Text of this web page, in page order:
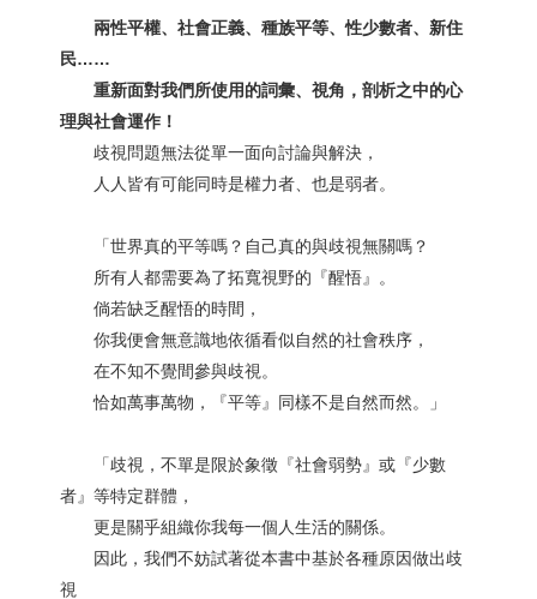
兩性平權、社會正義、種族平等、性少數者、新住
民……
重新面對我們所使用的詞彙、視角，剖析之中的心
理與社會運作！
歧視問題無法從單一面向討論與解決，
人人皆有可能同時是權力者、也是弱者。
「世界真的平等嗎？自己真的與歧視無關嗎？
所有人都需要為了拓寬視野的『醒悟』。
倘若缺乏醒悟的時間，
你我便會無意識地依循看似自然的社會秩序，
在不知不覺間參與歧視。
恰如萬事萬物，『平等』同樣不是自然而然。」
「歧視，不單是限於象徵『社會弱勢』或『少數
者』等特定群體，
更是關乎組織你我每一個人生活的關係。
因此，我們不妨試著從本書中基於各種原因做出歧
視